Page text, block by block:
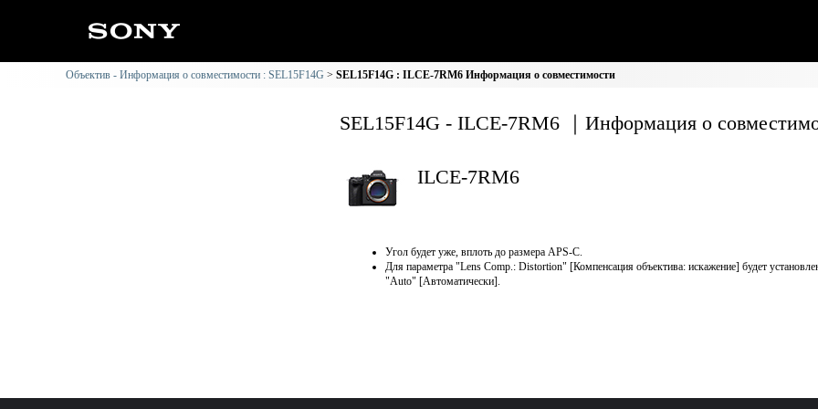
Объектив - Информация о совместимости : SEL15F14G SEL15F14G : ILCE-7RM6 Информация о совместимости
SEL15F14G - ILCE-7RM6 ｜Информация о
ILCE-7RM6
Угол будет уже, вплоть до размера APS-C.
Для параметра "Lens Comp.: Distortion" [Компенсация объектива: искажение] будет
"Auto" [Автоматически].